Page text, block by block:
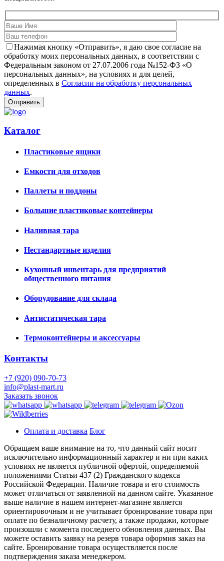
Нажимая кнопку «Отправить», я даю свое согласие на
обработку моих персональных данных, в соответствии с
Федеральным законом от 27.07.2006 года №152-ФЗ «О
персональных данных», на условиях и для целей,
определенных в Согласии на обработку персональных
данных.
Каталог
Пластиковые ящики
Емкости для отходов
Паллеты и поддоны
Большие пластиковые контейнеры
Наливная тара
Нестандартные изделия
Кухонный инвентарь для предприятий
общественного питания
Оборудование для склада
Антистатическая тара
Термоконтейнеры и аксессуары
Контакты
+7 (920) 090-70-73
info@plast-mart.ru
Заказать звонок
Оплата и доставка Блог
Обращаем ваше внимание на то, что данный сайт носит
исключительно информационный характер и ни при каких
условиях не является публичной офертой, определяемой
положениями Статьи 437 (2) Гражданского кодекса
Российской Федерации. Наличие товара и его стоимость
может отличаться от заявленной на данном сайте. Указанное
выше наличие в нашем интернет-магазине является
ориентировочным и не учитывает бронирование товара при
оплате по безналичному расчету, а также продажи, которые
произошли с момента последнего обновления данных. Вы
можете оставить заявку на резерв товара оформив заказ на
сайте. Бронирование товара осуществляется после
подтверждения заказа менеджером.